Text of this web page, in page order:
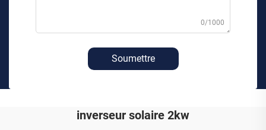
0/1000
Soumettre
inverseur solaire 2kw